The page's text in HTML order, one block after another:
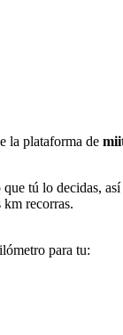
la plataforma de
tú lo decidas, así
recorras.
para tu: